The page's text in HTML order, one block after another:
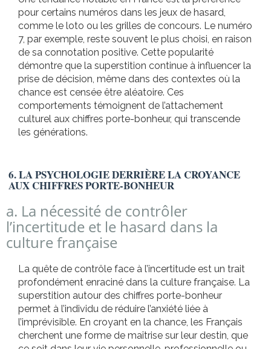
pour certains numéros dans les jeux de hasard,
comme le loto ou les grilles de concours. Le numéro
7, par exemple, reste souvent le plus choisi, en raison
de sa connotation positive. Cette popularité
démontre que la superstition continue à influencer la
prise de décision, même dans des contextes où la
chance est censée être aléatoire. Ces
comportements témoignent de l’attachement
culturel aux chiffres porte-bonheur, qui transcende
les générations.
6. LA PSYCHOLOGIE DERRIÈRE LA CROYANCE
AUX CHIFFRES PORTE-BONHEUR
a. La nécessité de contrôler
l’incertitude et le hasard dans la
culture française
La quête de contrôle face à l’incertitude est un trait
profondément enraciné dans la culture française. La
superstition autour des chiffres porte-bonheur
permet à l’individu de réduire l’anxiété liée à
l’imprévisible. En croyant en la chance, les Français
cherchent une forme de maîtrise sur leur destin, que